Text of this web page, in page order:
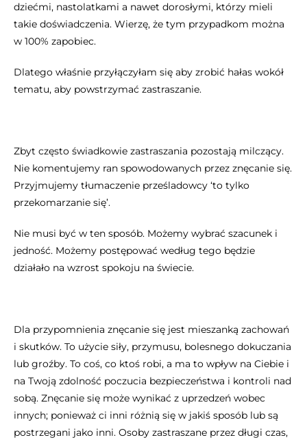
dziećmi, nastolatkami a nawet dorosłymi, którzy mieli
takie doświadczenia. Wierzę, że tym przypadkom można
w 100% zapobiec.
Dlatego właśnie przyłączyłam się aby zrobić hałas wokół
tematu, aby powstrzymać zastraszanie.
Zbyt często świadkowie zastraszania pozostają milczący.
Nie komentujemy ran spowodowanych przez znęcanie się.
Przyjmujemy tłumaczenie prześladowcy ‘to tylko
przekomarzanie się’.
Nie musi być w ten sposób. Możemy wybrać szacunek i
jedność. Możemy postępować według tego będzie
działało na wzrost spokoju na świecie.
Dla przypomnienia znęcanie się jest mieszanką zachowań
i skutków. To użycie siły, przymusu, bolesnego dokuczania
lub groźby. To coś, co ktoś robi, a ma to wpływ na Ciebie i
na Twoją zdolność poczucia bezpieczeństwa i kontroli nad
sobą. Znęcanie się może wynikać z uprzedzeń wobec
innych; ponieważ ci inni różnią się w jakiś sposób lub są
postrzegani jako inni. Osoby zastraszane przez długi czas,